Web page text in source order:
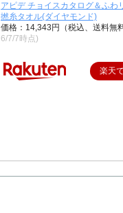
アピデ チョイスカタログ＆ふわ
撚糸タオル(ダイヤモンド)
価格：14,343円（税込、送料無
6/7/7時点)
楽天